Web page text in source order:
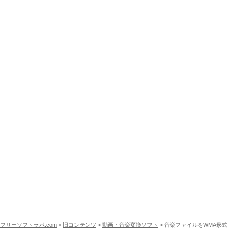
フリーソフトラボ.com > 旧コンテンツ > 動画・音楽変換ソフト > 音楽ファイルをWMA形